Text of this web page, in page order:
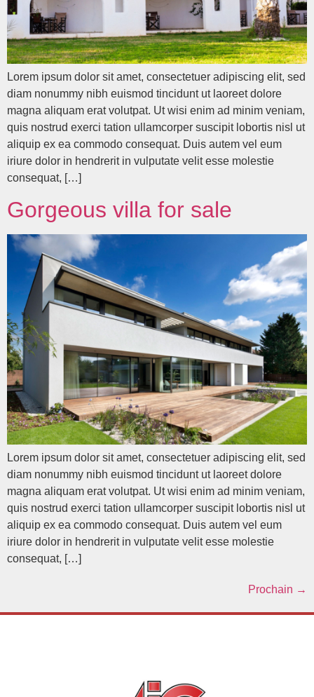
Lorem ipsum dolor sit amet, consectetuer adipiscing elit, sed
diam nonummy nibh euismod tincidunt ut laoreet dolore
magna aliquam erat volutpat. Ut wisi enim ad minim veniam,
quis nostrud exerci tation ullamcorper suscipit lobortis nisl ut
aliquip ex ea commodo consequat. Duis autem vel eum
iriure dolor in hendrerit in vulputate velit esse molestie
consequat, […]
Gorgeous villa for sale
Lorem ipsum dolor sit amet, consectetuer adipiscing elit, sed
diam nonummy nibh euismod tincidunt ut laoreet dolore
magna aliquam erat volutpat. Ut wisi enim ad minim veniam,
quis nostrud exerci tation ullamcorper suscipit lobortis nisl ut
aliquip ex ea commodo consequat. Duis autem vel eum
iriure dolor in hendrerit in vulputate velit esse molestie
consequat, […]
Prochain →